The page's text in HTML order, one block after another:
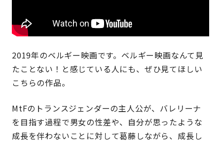
2019年のベルギー映画です。ベルギー映画なんて見
たことない！と感じている人にも、ぜひ見てほしい
こちらの作品。
MtFのトランスジェンダーの主人公が、バレリーナ
を目指す過程で男女の性差や、自分が思ったような
成長を伴わないことに対して葛藤しながら、成長し